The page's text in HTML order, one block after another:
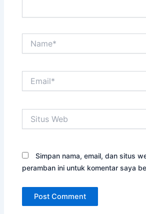
Web
Simpan nama, email, dan situs
peramban ini untuk komentar saya